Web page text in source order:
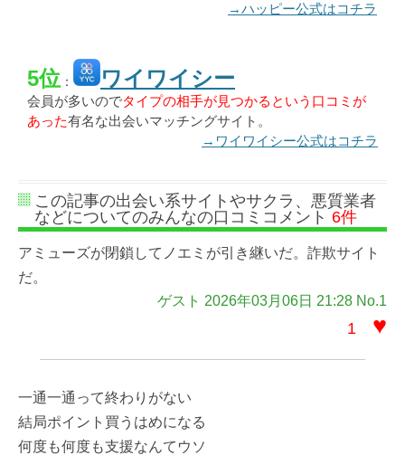
→ハッピー公式はコチラ
5位 ： ワイワイシー
会員が多いのでタイプの相手が見つかるという口コミが
あった有名な出会いマッチングサイト。
→ワイワイシー公式はコチラ
この記事の出会い系サイトやサクラ、悪質業者
などについてのみんなの口コミコメント 6件
アミューズが閉鎖してノエミが引き継いだ。詐欺サイト
だ。
ゲスト 2026年03月06日 21:28 No.1
1 ♥
一通一通って終わりがない
結局ポイント買うはめになる
何度も何度も支援なんてウソ